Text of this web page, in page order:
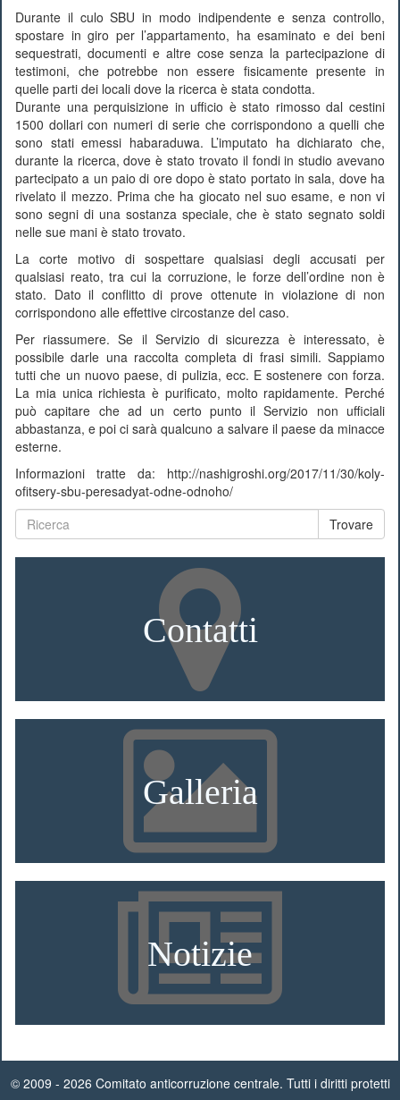
Durante il culo SBU in modo indipendente e senza controllo,
spostare in giro per l’appartamento, ha esaminato e dei beni
sequestrati, documenti e altre cose senza la partecipazione di
testimoni, che potrebbe non essere fisicamente presente in
quelle parti dei locali dove la ricerca è stata condotta.
Durante una perquisizione in ufficio è stato rimosso dal cestini
1500 dollari con numeri di serie che corrispondono a quelli che
sono stati emessi habaraduwa. L’imputato ha dichiarato che,
durante la ricerca, dove è stato trovato il fondi in studio avevano
partecipato a un paio di ore dopo è stato portato in sala, dove ha
rivelato il mezzo. Prima che ha giocato nel suo esame, e non vi
sono segni di una sostanza speciale, che è stato segnato soldi
nelle sue mani è stato trovato.
La corte motivo di sospettare qualsiasi degli accusati per
qualsiasi reato, tra cui la corruzione, le forze dell’ordine non è
stato. Dato il conflitto di prove ottenute in violazione di non
corrispondono alle effettive circostanze del caso.
Per riassumere. Se il Servizio di sicurezza è interessato, è
possibile darle una raccolta completa di frasi simili. Sappiamo
tutti che un nuovo paese, di pulizia, ecc. E sostenere con forza.
La mia unica richiesta è purificato, molto rapidamente. Perché
può capitare che ad un certo punto il Servizio non ufficiali
abbastanza, e poi ci sarà qualcuno a salvare il paese da minacce
esterne.
Informazioni tratte da: http://nashigroshi.org/2017/11/30/koly-
ofitsery-sbu-peresadyat-odne-odnoho/
Trovare
Contatti
Galleria
Notizie
© 2009 - 2026 Comitato anticorruzione centrale. Tutti i diritti protetti